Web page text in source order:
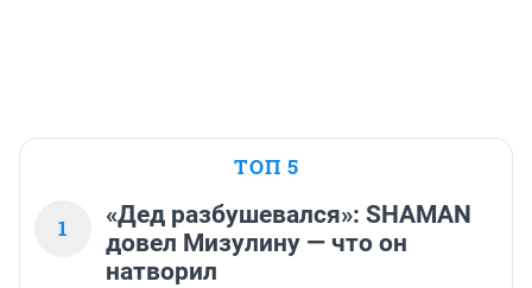
ТОП 5
1
«Дед разбушевался»: SHAMAN
довел Мизулину — что он
натворил